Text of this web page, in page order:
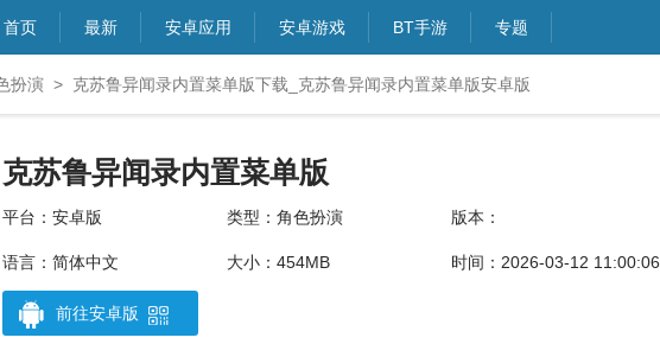
首页 最新 安卓应用 安卓游戏 BT手游 专题
扮演 > 克苏鲁异闻录内置菜单版下载_克苏鲁异闻录内置菜单版安卓版
克苏鲁异闻录内置菜单版
平台：安卓版 类型：角色扮演 版本：
语言：简体中文 大小：454MB 时间：2026-03-12 11:00:06
前往安卓版